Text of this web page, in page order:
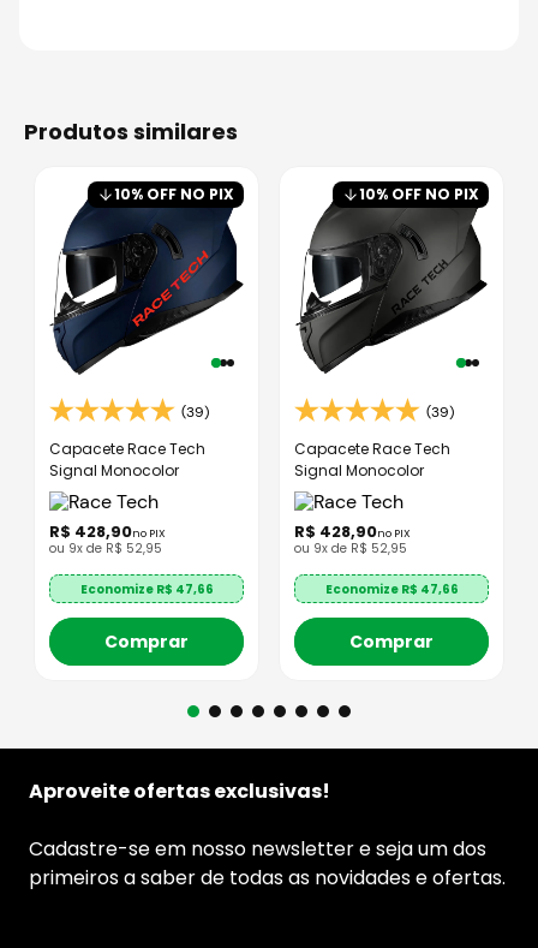
produtos similares
10% OFF NO PIX
(39)
Capacete Race Tech
Signal Monocolor
R$ 428,90no PIX
ou 9x de R$ 52,95
Economize R$ 47,66
Comprar
10% OFF NO PIX
(39)
Capacete Race Tech
Signal Monocolor
R$ 428,90no PIX
ou 9x de R$ 52,95
Economize R$ 47,66
Comprar
Aproveite ofertas exclusivas!
Cadastre-se em nosso newsletter e seja um dos
primeiros a saber de todas as novidades e ofertas.